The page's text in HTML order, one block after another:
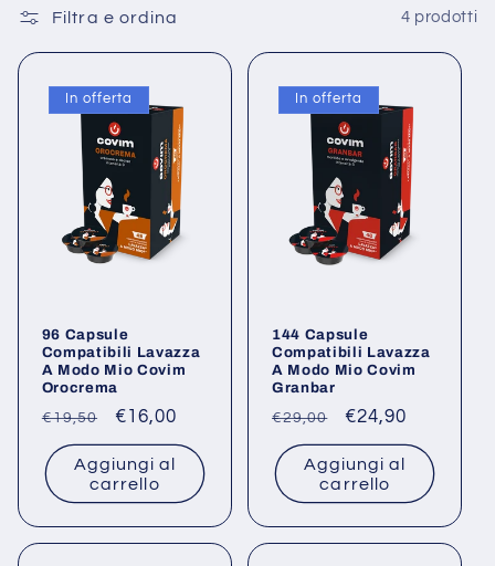
e
z
Filtra e ordina 4 prodotti
In offerta
96 Capsule
Compatibili Lavazza
A Modo Mio Covim
Orocrema
Prezzo
listino
€19,50
Prezzo
scontato
€16,00
Aggiungi al
carrello
In offerta
144 Capsule
Compatibili Lavazza
A Modo Mio Covim
Granbar
Prezzo
di
listino
€29,00
Prezzo
scontato
€24,90
Aggiungi al
carrello